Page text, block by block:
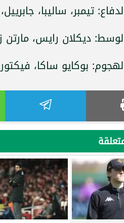
تيمبر، ساليبا،
ديكلان رايس، مارتن
بوكايو ساكا،